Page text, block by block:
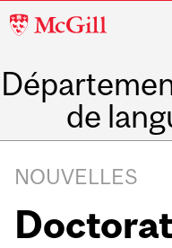
McGill
de
navigation
NOUVELLES